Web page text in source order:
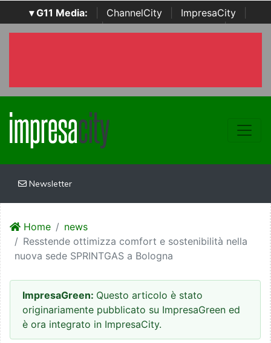
▾ G11 Media: ChannelCity ImpresaCity
SecurityOpenLab | Italian Channel Awards | Italian
Newsletter
Home
news
Resstende ottimizza comfort e sostenibilità nella
nuova sede SPRINTGAS a Bologna
ImpresaGreen: Questo articolo è stato
originariamente pubblicato su ImpresaGreen ed
è ora integrato in ImpresaCity.